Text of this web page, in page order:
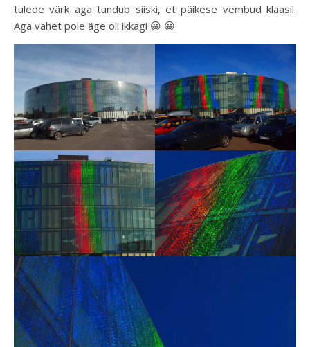
tulede värk aga tundub siiski, et päikese vembud klaasil.
Aga vahet pole äge oli ikkagi 😀 😀